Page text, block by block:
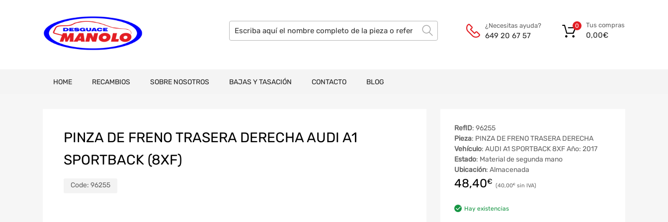
¿Necesitas ayuda?
649 20 67 57
Tus compras
0,00€
0
HOME RECAMBIOS SOBRE NOSOTROS BAJAS Y TASACIÓN CONTACTO BLOG
PINZA DE FRENO TRASERA DERECHA AUDI A1
SPORTBACK (8XF)
Code: 96255
RefID: 96255
Pieza: PINZA DE FRENO TRASERA DERECHA
Vehículo: AUDI A1 SPORTBACK 8XF Año: 2017
Estado: Material de segunda mano
Ubicación: Almacenada
48,40€ 40,00€
Hay existencias